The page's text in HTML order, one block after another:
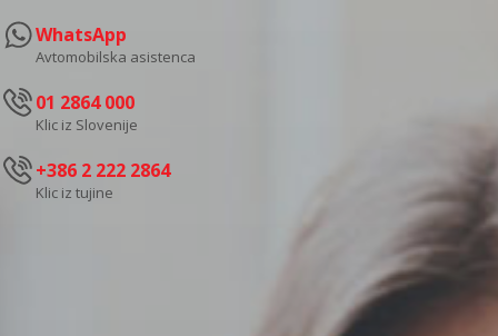
WhatsApp
Avtomobilska asistenca
01 2864 000
Klic iz Slovenije
+386 2 222 2864
Klic iz tujine